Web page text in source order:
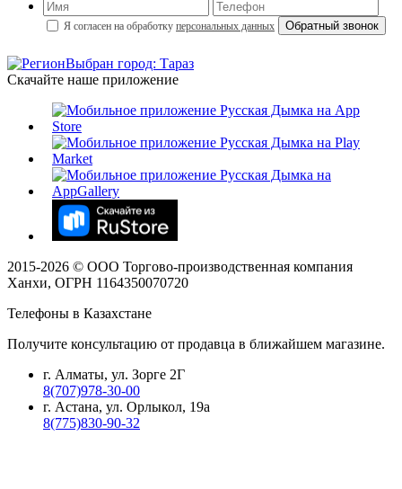
Я согласен на обработку персональных данных
Выбран город: Тараз
Скачайте наше приложение
2015-2026 © ООО Торгово-производственная компания
Ханхи, ОГРН 1164350070720
Телефоны в Казахстане
Получите консультацию от продавца в ближайшем магазине.
г. Алматы, ул. Зорге 2Г
8(707)978-30-00
г. Астана, ул. Орлыкол, 19а
8(775)830-90-32